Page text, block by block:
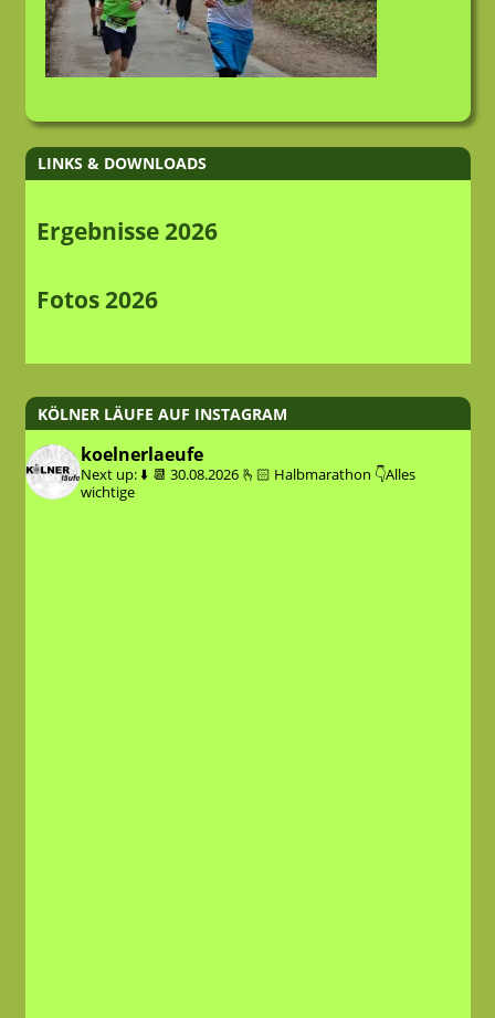
LINKS & DOWNLOADS
Ergebnisse 2026
Fotos 2026
KÖLNER LÄUFE AUF INSTAGRAM
koelnerlaeufe
Next up: ⬇️ 📆 30.08.2026 🫰🏻 Halbmarathon 👇Alles
wichtige